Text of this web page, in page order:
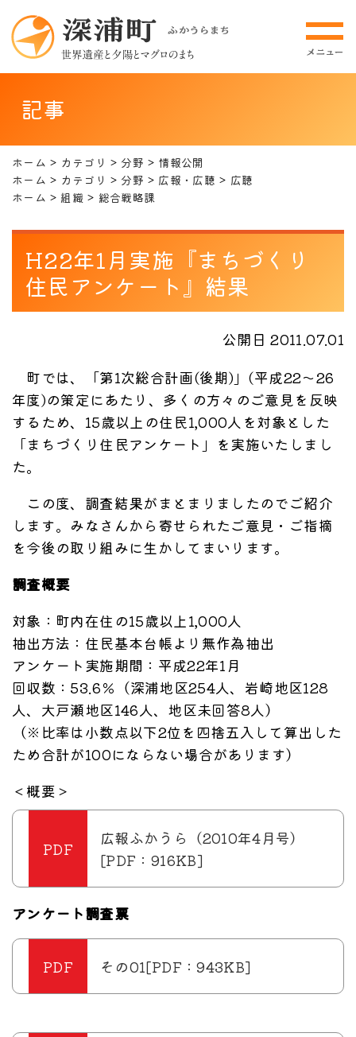
記事
ホーム カテゴリ 分野
情報公開
ホーム
カテゴリ 分野 広報・広聴
広聴
ホーム
組織 総合戦略課
H22年1月実施『まちづくり
住民アンケート』結果
公開日 2011.07.01
町では、「第1次総合計画(後期)」(平成22～26
年度)の策定にあたり、多くの方々のご意見を反映
するため、15歳以上の住民1,000人を対象とした
「まちづくり住民アンケート」を実施いたしまし
た。
この度、調査結果がまとまりましたのでご紹介
します。みなさんから寄せられたご意見・ご指摘
を今後の取り組みに生かしてまいります。
調査概要
対象：町内在住の15歳以上1,000人
抽出方法：住民基本台帳より無作為抽出
アンケート実施期間：平成22年1月
回収数：53.6％（深浦地区254人、岩崎地区128
人、大戸瀬地区146人、地区未回答8人）
（※比率は小数点以下2位を四捨五入して算出した
ため合計が100にならない場合があります）
＜概要＞
広報ふかうら（2010年4月号）
[PDF：916KB]
アンケート調査票
その01[PDF：943KB]